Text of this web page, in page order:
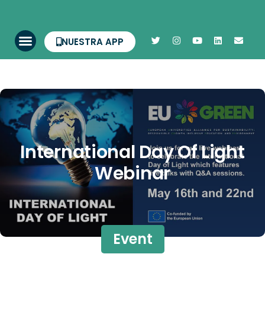
NUESTRA APP
International Day Of Light
Webinar
Event